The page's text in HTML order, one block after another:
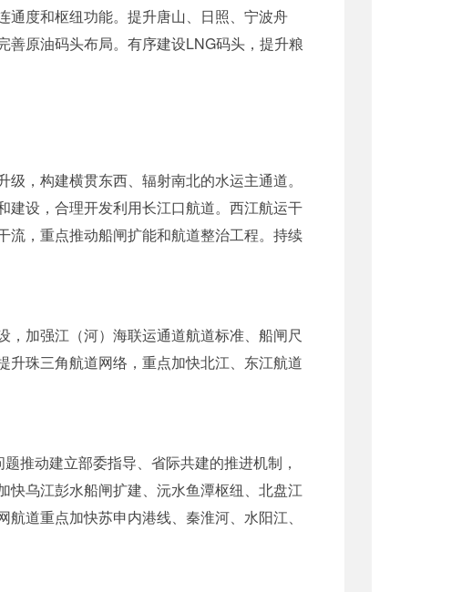
通度和枢纽功能。提升唐山、日照、宁波舟
善原油码头布局。有序建设LNG码头，提升粮
，构建横贯东西、辐射南北的水运主通道。
建设，合理开发利用长江口航道。西江航运干
流，重点推动船闸扩能和航道整治工程。持续
加强江（河）海联运通道航道标准、船闸尺
升珠三角航道网络，重点加快北江、东江航道
推动建立部委指导、省际共建的推进机制，
乌江彭水船闸扩建、沅水鱼潭枢纽、北盘江
道重点加快苏申内港线、秦淮河、水阳江、